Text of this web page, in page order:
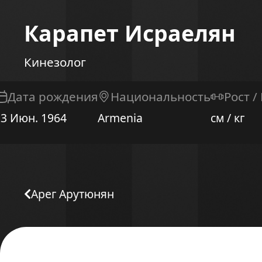
Карапет Исраелян
Кинезолог
Дата рождения
Июн. 1964
Национальность
Armenia
Рост /
см / кг
Арег Арутюнян